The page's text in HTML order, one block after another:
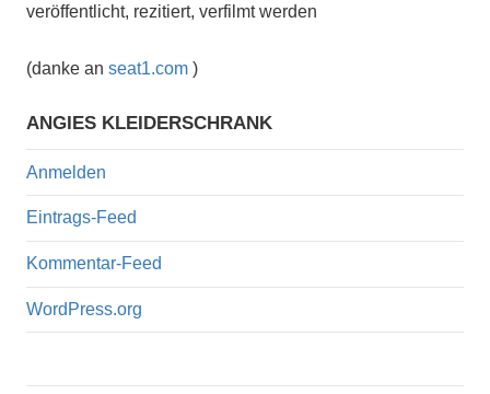
veröffentlicht, rezitiert, verfilmt werden
(danke an seat1.com )
ANGIES KLEIDERSCHRANK
Anmelden
Eintrags-Feed
Kommentar-Feed
WordPress.org